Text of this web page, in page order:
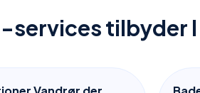
services tilbyder